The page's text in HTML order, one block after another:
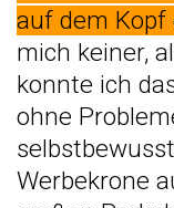
auf dem Kopf
mich keiner,
konnte ich
ohne
Werbekrone